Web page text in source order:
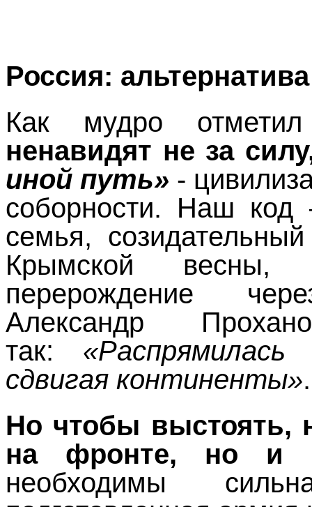
Россия:
Как мудро
ненавидят не за
иной путь» -
соборности. Наш код
семья,
Крымской весны,
перерождение
Александр
так:
сдвигая континенты».
Но чтобы выстоять,
на фронте, но и
необходимы